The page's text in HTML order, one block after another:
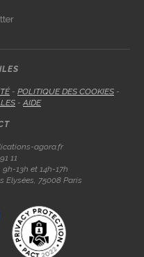
- POLITIQUE DES COOKIES -
-AIDE
agora.fr
11
13h et 14h-17h
Elysées, 75008 Paris